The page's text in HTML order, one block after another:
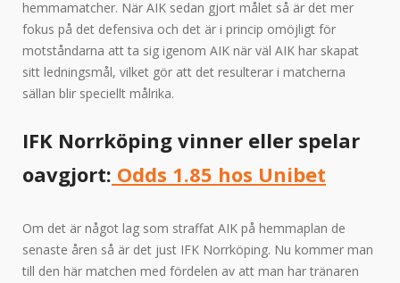
hemmamatcher. När AIK sedan gjort målet så är det mer
fokus på det defensiva och det är i princip omöjligt för
motståndarna att ta sig igenom AIK när väl AIK har skapat
sitt ledningsmål, vilket gör att det resulterar i matcherna
sällan blir speciellt målrika.
IFK Norrköping vinner eller spelar
oavgjort: Odds 1.85 hos Unibet
Om det är något lag som straffat AIK på hemmaplan de
senaste åren så är det just IFK Norrköping. Nu kommer man
till den här matchen med fördelen av att man har tränaren